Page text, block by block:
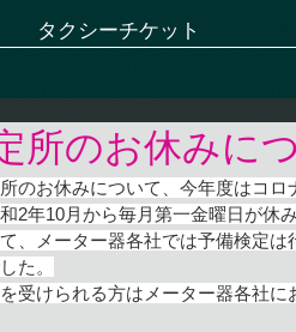
タクシーチケット
所のお休みに
のお休みについて、今年度はコ
2年10月から毎月第一金曜日が休
、メーター器各社では予備検定
た。
受けられる方はメーター器各社に